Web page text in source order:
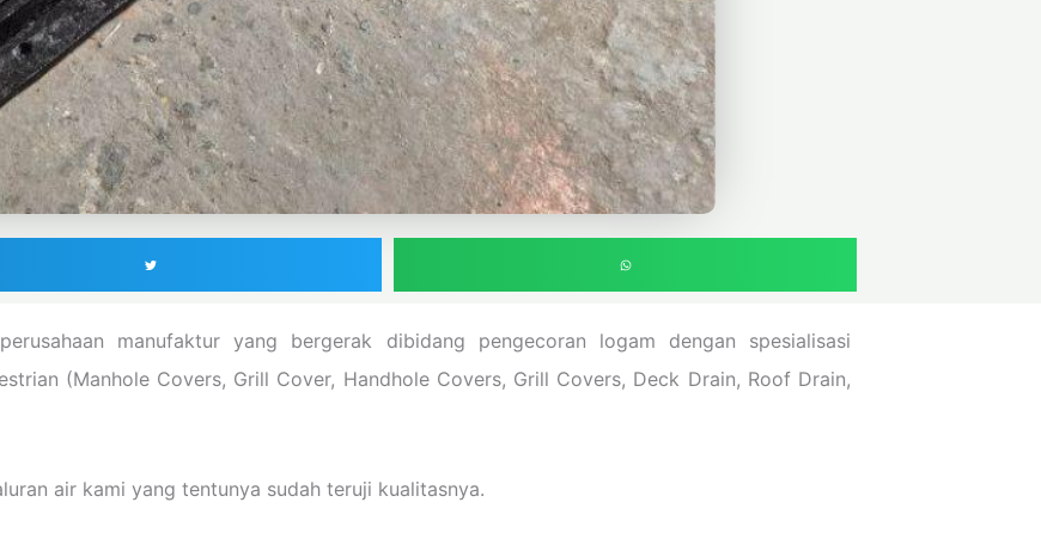
manufaktur yang bergerak dibidang pengecoran logam dengan spesialisasi
(Manhole Covers, Grill Cover, Handhole Covers, Grill Covers, Deck Drain, Roof Drain,
air kami yang tentunya sudah teruji kualitasnya.